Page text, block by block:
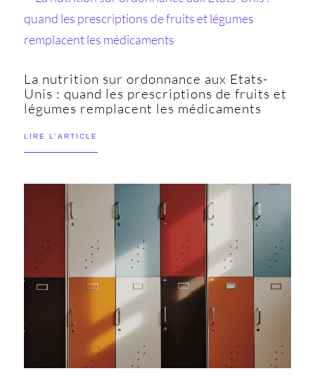
La nutrition sur ordonnance aux Etats-
Unis : quand les prescriptions de fruits et
légumes remplacent les médicaments
LIRE L'ARTICLE